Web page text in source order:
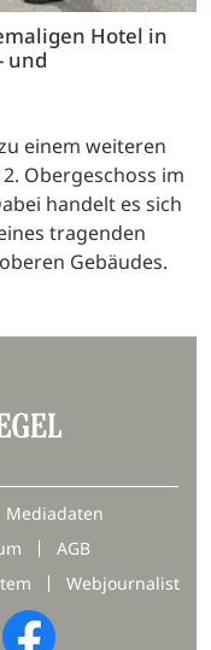
Hotel in
und
einem weiteren
Obergeschoss im
handelt es sich
tragenden
Gebäudes.
Mediadaten
AGB
Webjournalist